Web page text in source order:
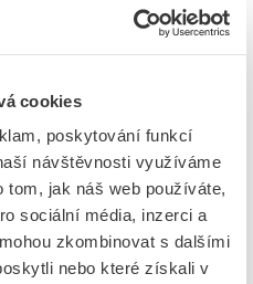
cookies
poskytování funkcí
návštěvnosti využíváme
tom, jak náš web používáte,
sociální média, inzerci a
zkombinovat s dalšími
nebo které získali v
+
Bezpečnostní dokumenty
Bezpečnostní list.pdf